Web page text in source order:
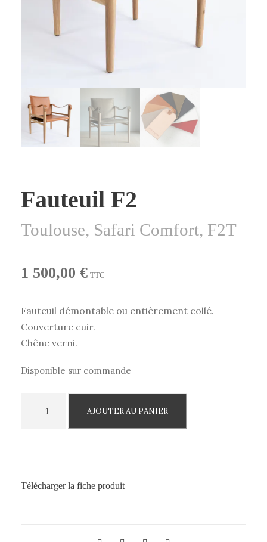
Fauteuil F2
Toulouse, Safari Comfort, F2T
1 500,00 € TTC
Fauteuil démontable ou entièrement collé.
Couverture cuir.
Chêne verni.
Disponible sur commande
i
AJOUTER AU PANIER
Télécharger la fiche produit